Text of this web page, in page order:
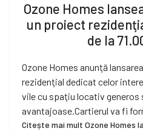
Ozone Homes
un proiect
de la
Ozone Homes anunţă
rezidenţial dedicat celor
vile cu spaţiu locativ generos
avantajoase.Cartierul va fi
Citește mai mult Ozone Homes